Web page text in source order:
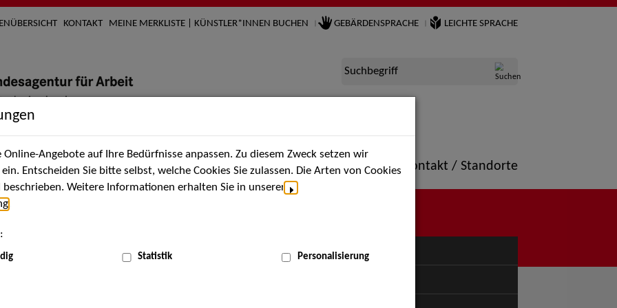
KONTAKT MEINE MERKLISTE | KÜNSTLER*INNEN BUCHEN GEBÄRDENSPRACHE LEICHTE SPRACHE
Suchbegriff
Künstler*innen Über uns Aktuelles Termine Portfolio Kontakt / Standorte
MENÜ
Angebote auf Ihre Bedürfnisse anpassen. Zu diesem Zweck setzen wir
Entscheiden Sie bitte selbst, welche Cookies Sie zulassen. Die Arten von Cookies
Weitere Informationen erhalten Sie in unserer
Statistik Personalisierung